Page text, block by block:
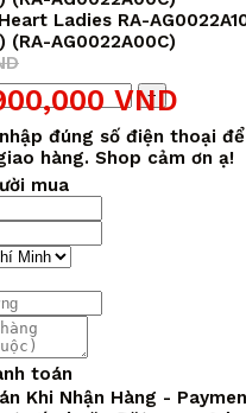
Ladies RA-
(RA-AG0022A00C)
VND
đúng số điện thoại
hàng. Shop cảm ơn ạ!
mua
toán
Khi Nhận Hàng -